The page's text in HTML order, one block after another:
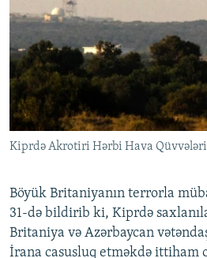
Kiprdə Akrotiri Hərbi Hava Qüvvələri
Böyük Britaniyanın terrorla
31-də bildirib ki, Kiprdə
Britaniya və Azərbaycan
İrana casusluq etməkdə ittiham